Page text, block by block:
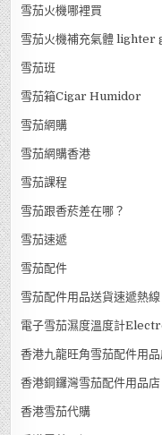
雪茄火機哪裡買
雪茄火機補充氣體 lighter
雪茄班
雪茄箱Cigar Humidor
雪茄網購
雪茄網購香港
雪茄課程
雪茄跟香菸差在哪？
雪茄速遞
雪茄配件
雪茄配件用品送貨速遞熱線
電子雪茄濕度溫度計
香港九龍旺角雪茄配件用
香港銅鑼灣雪茄配件用品店
香港雪茄代購